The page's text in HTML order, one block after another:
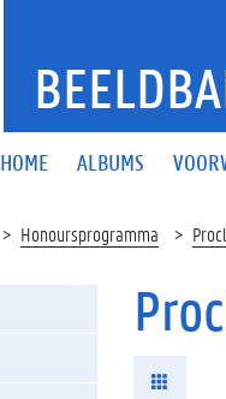
HOME ALBUMS
Honoursprogramma